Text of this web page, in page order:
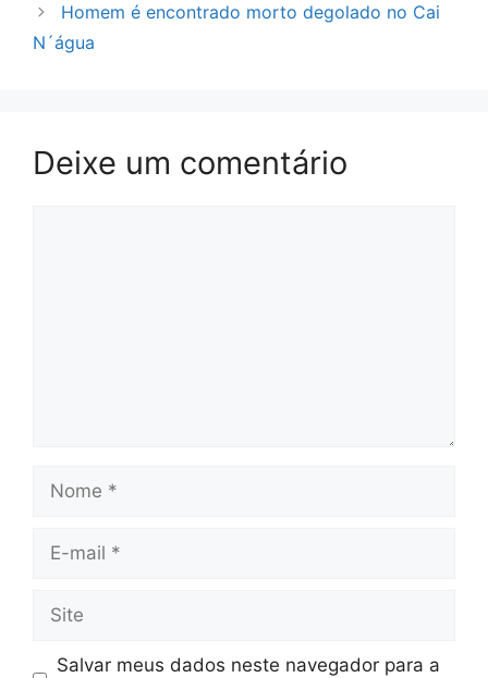
Homem é encontrado morto degolado no Cai
N´água
Deixe um comentário
Nome
Site
Salvar meus dados neste navegador para a